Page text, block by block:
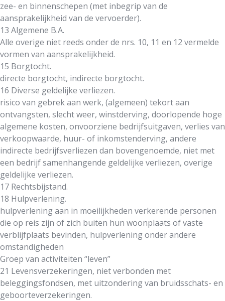
zee- en binnenschepen (met inbegrip van de
aansprakelijkheid van de vervoerder).
13 Algemene B.A.
Alle overige niet reeds onder de nrs. 10, 11 en 12 vermelde
vormen van aansprakelijkheid.
15 Borgtocht.
directe borgtocht, indirecte borgtocht.
16 Diverse geldelijke verliezen.
risico van gebrek aan werk, (algemeen) tekort aan
ontvangsten, slecht weer, winstderving, doorlopende hoge
algemene kosten, onvoorziene bedrijfsuitgaven, verlies van
verkoopwaarde, huur- of inkomstenderving, andere
indirecte bedrijfsverliezen dan bovengenoemde, niet met
een bedrijf samenhangende geldelijke verliezen, overige
geldelijke verliezen.
17 Rechtsbijstand.
18 Hulpverlening.
hulpverlening aan in moeilijkheden verkerende personen
die op reis zijn of zich buiten hun woonplaats of vaste
verblijfplaats bevinden, hulpverlening onder andere
omstandigheden
Groep van activiteiten “leven”
21 Levensverzekeringen, niet verbonden met
beleggingsfondsen, met uitzondering van bruidsschats- en
geboorteverzekeringen.